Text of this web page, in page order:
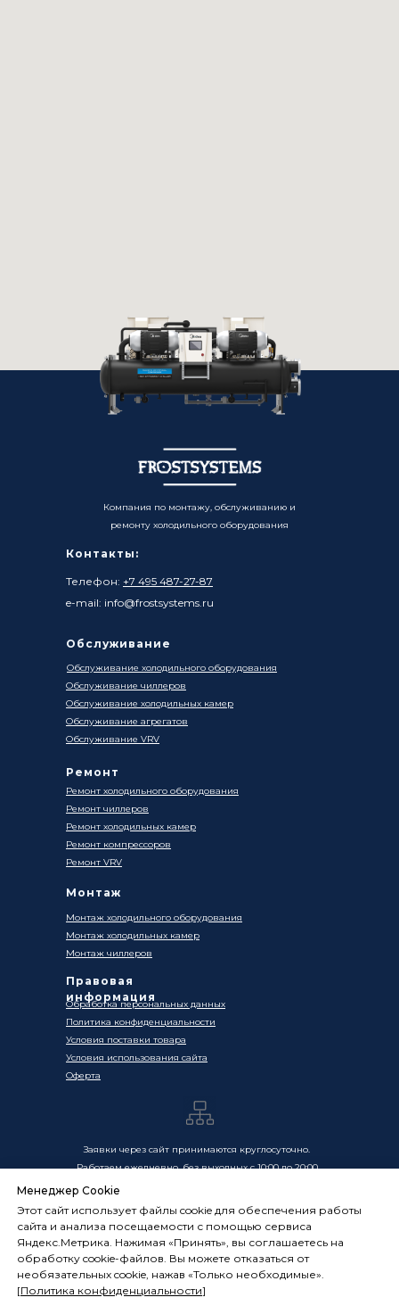
Контакты:
Телефон: +7 495 487-27-87
e-mail: info@frostsystems.ru
Ремонт
Цены, указанные на сайте, носят информационный
характер и не являются публичной офертой в смысле
ст. 437 ГК РФ. Окончательная стоимость товаров и услуг
определяется индивидуально и фиксируется в
Спецификации. Условия оказания услуг определяются
публичной офертой, размещённой по адресу:
Заявки через сайт принимаются круглосуточно.
Работаем ежедневно, без выходных с 10:00 до 20:00
Обработка персональных данных
Политика конфиденциальности
Условия поставки товара
Оферта
Условия использования сайта
Компания по монтажу, обслуживанию и
ремонту холодильного оборудования
Ремонт холодильного оборудования
Ремонт чиллеров
Ремонт холодильных камер
Ремонт компрессоров
Ремонт VRV
Монтаж
Правовая
информация
Монтаж холодильного оборудования
Монтаж чиллеров
Монтаж холодильных камер
Обслуживание
Обслуживание холодильного оборудования
Обслуживание чиллеров
Обслуживание холодильных камер
Обслуживание агрегатов
Обслуживание VRV
Менеджер Cookie
Этот сайт использует файлы cookie для обеспечения работы
сайта и анализа посещаемости с помощью сервиса
Яндекс.Метрика. Нажимая «Принять», вы соглашаетесь на
обработку cookie-файлов. Вы можете отказаться от
необязательных cookie, нажав «Только необходимые».
[Политика конфиденциальности]